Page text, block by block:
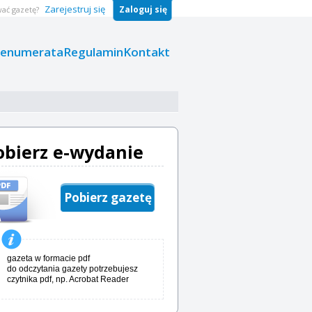
RegulaminKontakt
gazetę? Zarejestruj się Zaloguj się
e-wydanie
Pobierz gazetę
gazeta w formacie pdf
do odczytania gazety potrzebujesz
czytnika pdf, np. Acrobat Reader